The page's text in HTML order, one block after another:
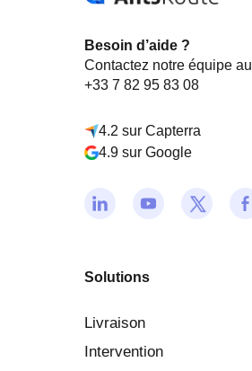
Besoin d’aide ?
Contactez notre équipe au
+33 7 82 95 83 08
4.2 sur Capterra
4.9 sur Google
Solutions
Livraison
Intervention